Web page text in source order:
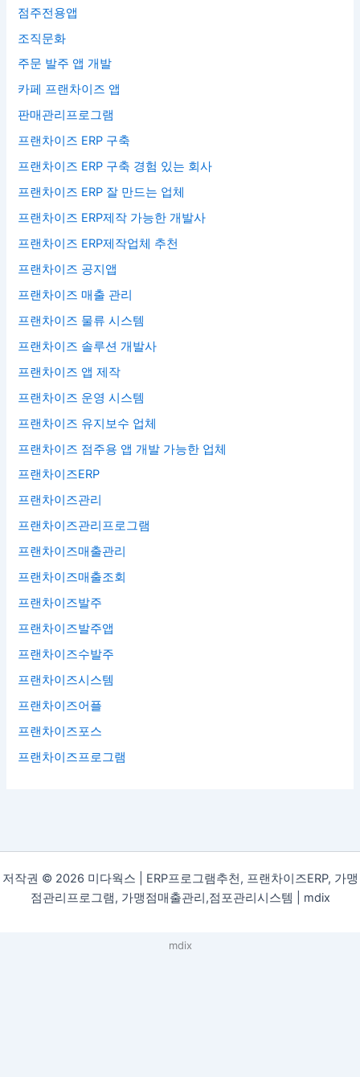
점주전용앱
조직문화
주문 발주 앱 개발
카페 프랜차이즈 앱
판매관리프로그램
프랜차이즈 ERP 구축
프랜차이즈 ERP 구축 경험 있는 회사
프랜차이즈 ERP 잘 만드는 업체
프랜차이즈 ERP제작 가능한 개발사
프랜차이즈 ERP제작업체 추천
프랜차이즈 공지앱
프랜차이즈 매출 관리
프랜차이즈 물류 시스템
프랜차이즈 솔루션 개발사
프랜차이즈 앱 제작
프랜차이즈 운영 시스템
프랜차이즈 유지보수 업체
프랜차이즈 점주용 앱 개발 가능한 업체
프랜차이즈ERP
프랜차이즈관리
프랜차이즈관리프로그램
프랜차이즈매출관리
프랜차이즈매출조회
프랜차이즈발주
프랜차이즈발주앱
프랜차이즈수발주
프랜차이즈시스템
프랜차이즈어플
프랜차이즈포스
프랜차이즈프로그램
저작권 © 2026 미다웍스 | ERP프로그램추천, 프랜차이즈ERP, 가맹
점관리프로그램, 가맹점매출관리,점포관리시스템 | mdix
mdix